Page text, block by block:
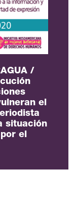
/
el
situación
el